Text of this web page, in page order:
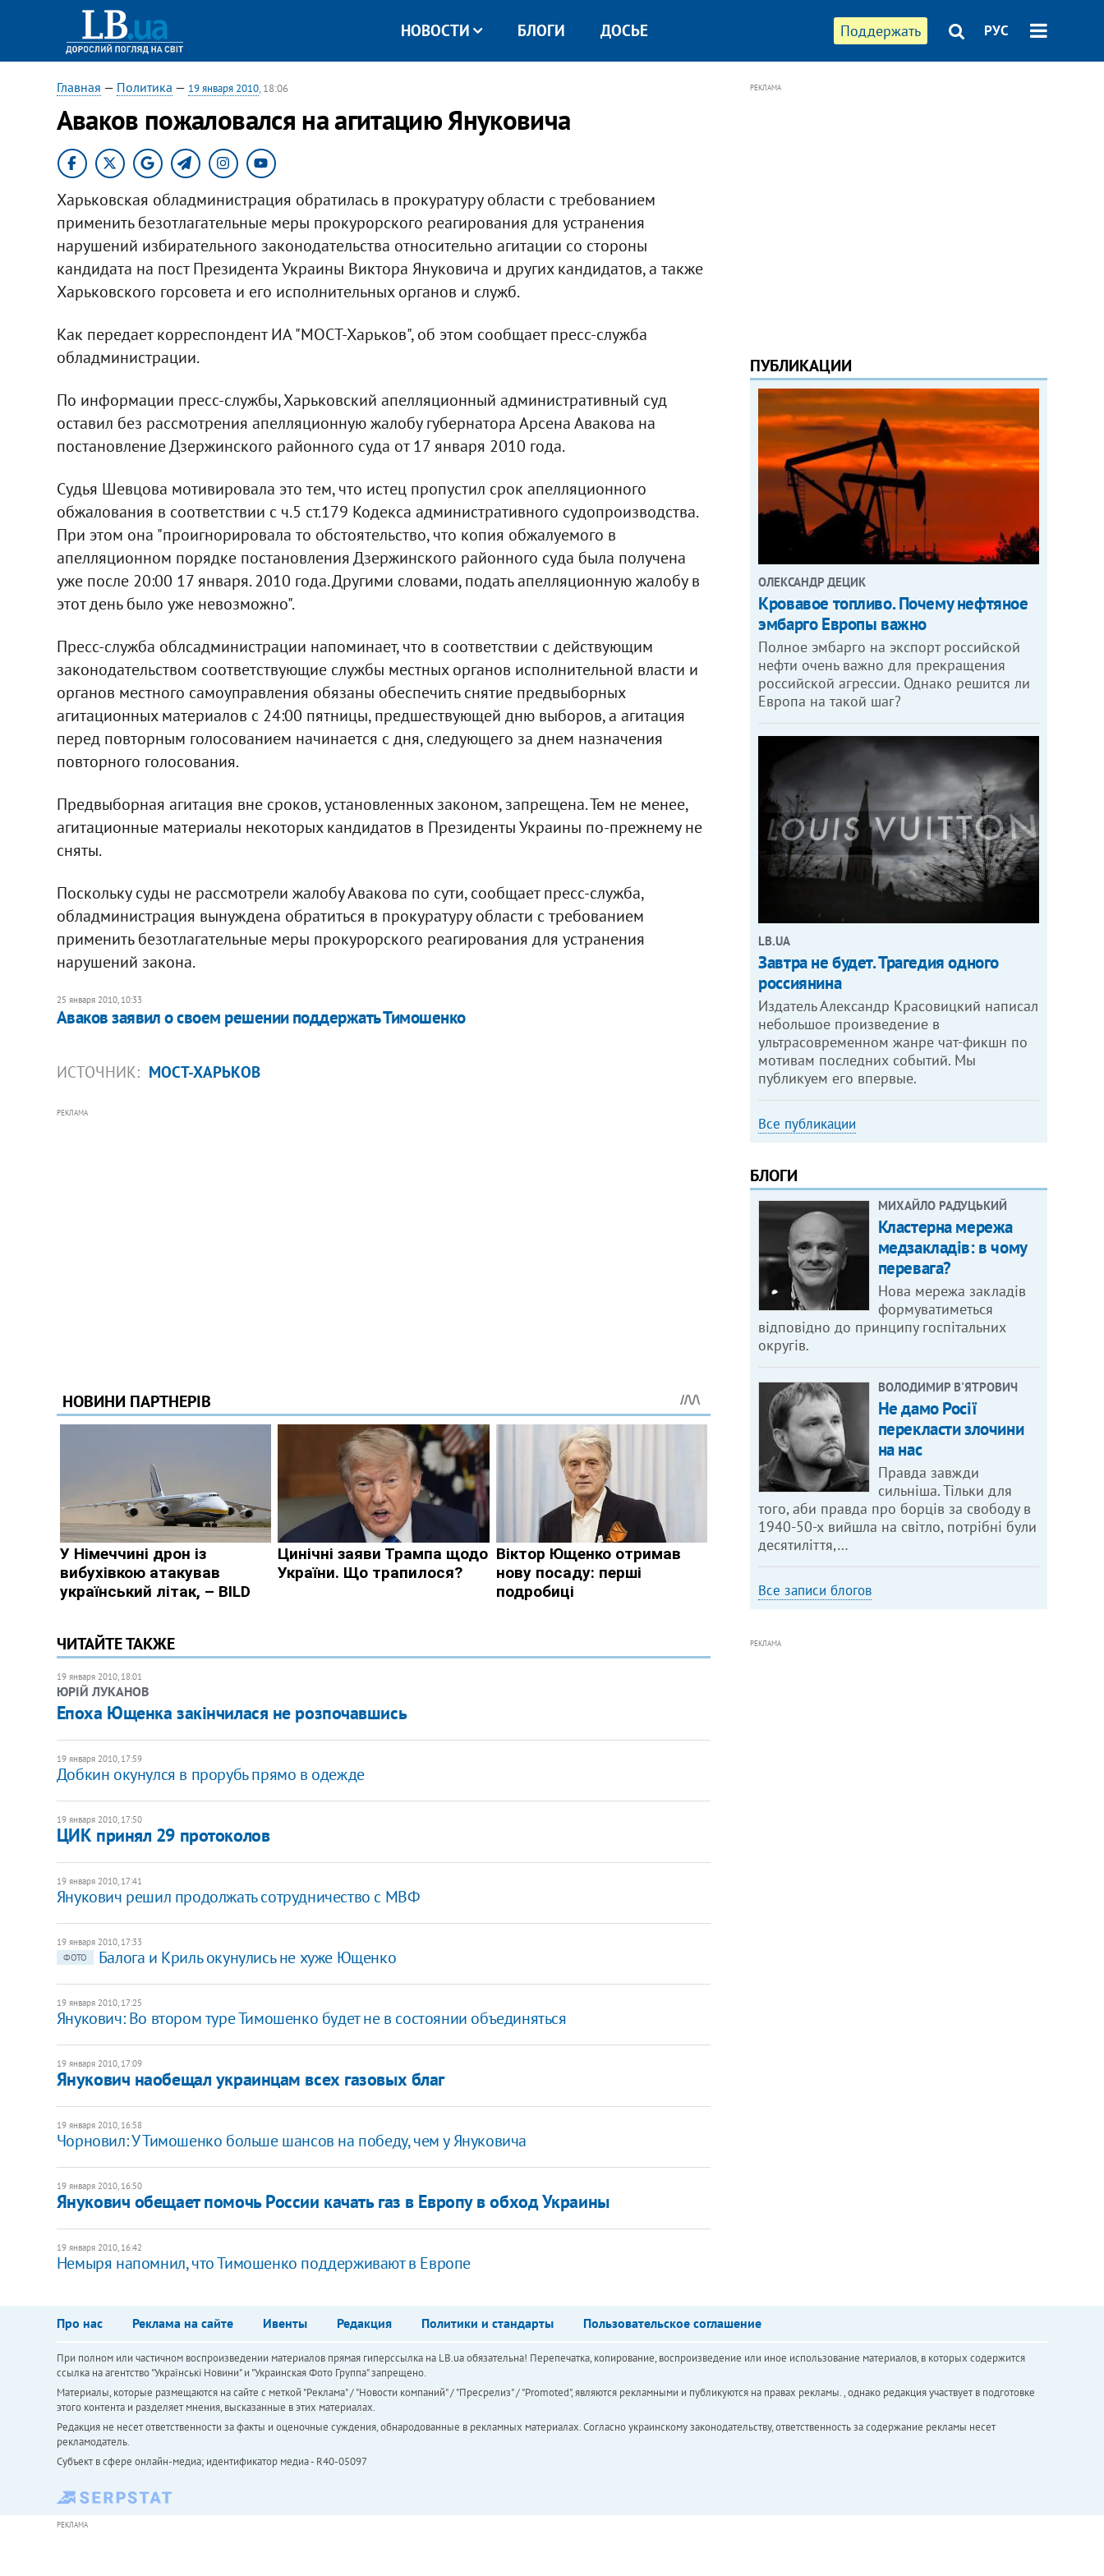
Поддержать РУС
НОВОСТИ БЛОГИ ДОСЬЕ
Главная — Политика — 19 января 2010, 18:06
Аваков пожаловался на агитацию Януковича
Харьковская обладминистрация обратилась в прокуратуру области с требованием
применить безотлагательные меры прокурорского реагирования для устранения
нарушений избирательного законодательства относительно агитации со стороны
кандидата на пост Президента Украины Виктора Януковича и других кандидатов, а также
Харьковского горсовета и его исполнительных органов и служб.
Как передает корреспондент ИА "МОСТ-Харьков", об этом сообщает пресс-служба
обладминистрации.
По информации пресс-службы, Харьковский апелляционный административный суд
оставил без рассмотрения апелляционную жалобу губернатора Арсена Авакова на
постановление Дзержинского районного суда от 17 января 2010 года.
Судья Шевцова мотивировала это тем, что истец пропустил срок апелляционного
обжалования в соответствии с ч.5 ст.179 Кодекса административного судопроизводства.
При этом она "проигнорировала то обстоятельство, что копия обжалуемого в
апелляционном порядке постановления Дзержинского районного суда была получена
уже после 20:00 17 января. 2010 года. Другими словами, подать апелляционную жалобу в
этот день было уже невозможно".
Пресс-служба облсадминистрации напоминает, что в соответствии с действующим
законодательством соответствующие службы местных органов исполнительной власти и
органов местного самоуправления обязаны обеспечить снятие предвыборных
агитационных материалов с 24:00 пятницы, предшествующей дню выборов, а агитация
перед повторным голосованием начинается с дня, следующего за днем назначения
повторного голосования.
Предвыборная агитация вне сроков, установленных законом, запрещена. Тем не менее,
агитационные материалы некоторых кандидатов в Президенты Украины по-прежнему не
сняты.
Поскольку суды не рассмотрели жалобу Авакова по сути, сообщает пресс-служба,
обладминистрация вынуждена обратиться в прокуратуру области с требованием
применить безотлагательные меры прокурорского реагирования для устранения
нарушений закона.
25 января 2010, 10:33
Аваков заявил о своем решении поддержать Тимошенко
ИСТОЧНИК: МОСТ-ХАРЬКОВ
РЕКЛАМА
ЧИТАЙТЕ ТАКЖЕ
19 января 2010, 18:01
ЮРІЙ ЛУКАНОВ
Епоха Ющенка закінчилася не розпочавшись
19 января 2010, 17:59
Добкин окунулся в прорубь прямо в одежде
19 января 2010, 17:50
ЦИК принял 29 протоколов
19 января 2010, 17:41
Янукович решил продолжать сотрудничество с МВФ
19 января 2010, 17:33
ФОТО
Балога и Криль окунулись не хуже Ющенко
19 января 2010, 17:25
Янукович: Во втором туре Тимошенко будет не в состоянии объединяться
19 января 2010, 17:09
Янукович наобещал украинцам всех газовых благ
19 января 2010, 16:58
Чорновил: У Тимошенко больше шансов на победу, чем у Януковича
19 января 2010, 16:50
Янукович обещает помочь России качать газ в Европу в обход Украины
19 января 2010, 16:42
Немыря напомнил, что Тимошенко поддерживают в Европе
РЕКЛАМА
ПУБЛИКАЦИИ
ОЛЕКСАНДР ДЕЦИК
Кровавое топливо. Почему нефтяное
эмбарго Европы важно
Полное эмбарго на экспорт российской
нефти очень важно для прекращения
российской агрессии. Однако решится ли
Европа на такой шаг?
LB.UA
Завтра не будет. Трагедия одного
россиянина
Издатель Александр Красовицкий написал
небольшое произведение в
ультрасовременном жанре чат-фикшн по
мотивам последних событий. Мы
публикуем его впервые.
Все публикации
БЛОГИ
МИХАЙЛО РАДУЦЬКИЙ
Кластерна мережа
медзакладів: в чому
перевага?
Нова мережа закладів
формуватиметься
відповідно до принципу госпітальних
округів.
ВОЛОДИМИР В'ЯТРОВИЧ
Не дамо Росії
перекласти злочини
на нас
Правда завжди
сильніша. Тільки для
того, аби правда про борців за свободу в
1940-50-х вийшла на світло, потрібні були
десятиліття,…
Все записи блогов
РЕКЛАМА
Про нас Реклама на сайте Ивенты Редакция Политики и стандарты Пользовательское соглашение
При полном или частичном воспроизведении материалов прямая гиперссылка на LB.ua обязательна! Перепечатка, копирование, воспроизведение или иное использование материалов, в которых содержится
ссылка на агентство "Українськi Новини" и "Украинская Фото Группа" запрещено.
Материалы, которые размещаются на сайте с меткой "Реклама" / "Новости компаний" / "Пресрелиз" / "Promoted", являются рекламными и публикуются на правах рекламы. , однако редакция участвует в подготовке
этого контента и разделяет мнения, высказанные в этих материалах.
Редакция не несет ответственности за факты и оценочные суждения, обнародованные в рекламных материалах. Согласно украинскому законодательству, ответственность за содержание рекламы несет
рекламодатель.
Субъект в сфере онлайн-медиа; идентификатор медиа - R40-05097
РЕКЛАМА